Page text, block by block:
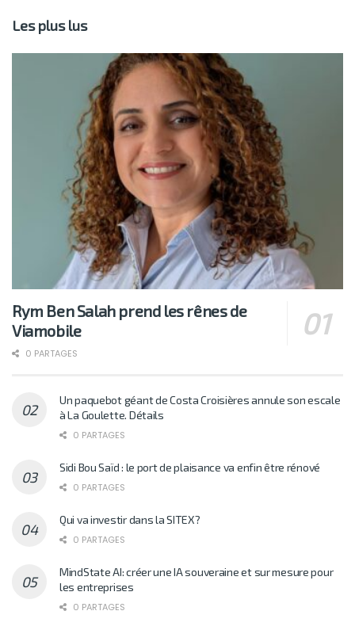
Les plus lus
Rym Ben Salah prend les rênes de
Viamobile
0 PARTAGES
Un paquebot géant de Costa Croisières annule son escale
à La Goulette. Détails
0 PARTAGES
Sidi Bou Saïd : le port de plaisance va enfin être rénové
0 PARTAGES
Qui va investir dans la SITEX?
0 PARTAGES
MindState AI: créer une IA souveraine et sur mesure pour
les entreprises
0 PARTAGES